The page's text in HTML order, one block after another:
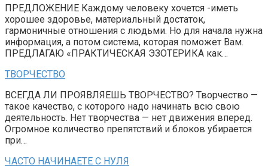
ПРЕДЛОЖЕНИЕ Каждому человеку хочется -иметь
хорошее здоровье, материальный достаток,
гармоничные отношения с людьми. Но для начала нужна
информация, а потом система, которая поможет Вам.
ПРЕДЛАГАЮ «ПРАКТИЧЕСКАЯ ЭЗОТЕРИКА как…
ТВОРЧЕСТВО
ВСЕГДА ЛИ ПРОЯВЛЯЕШЬ ТВОРЧЕСТВО? Творчество —
такое качество, с которого надо начинать всю свою
деятельность. Нет творчества — нет движения вперед.
Огромное количество препятствий и блоков убирается
при…
ЧАСТО НАЧИНАЕТЕ С НУЛЯ